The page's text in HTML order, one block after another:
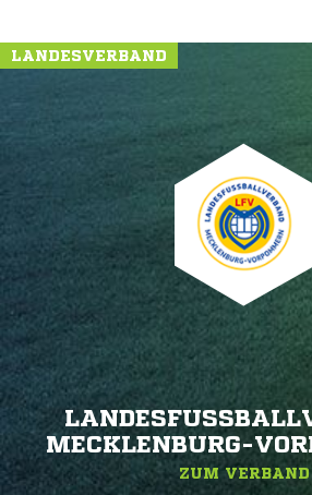
LANDESVERBAND
ECKLENBURG-
ZUM VERBAND